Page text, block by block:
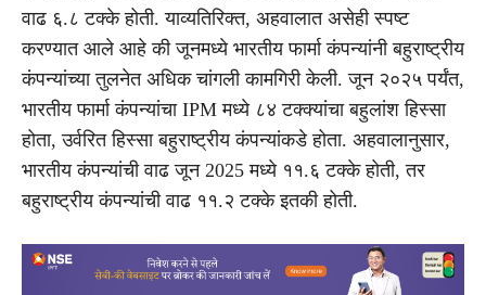
वाढ ६.८ टक्के होती. याव्यतिरिक्त, अहवालात असेही स्पष्ट
करण्यात आले आहे की जूनमध्ये भारतीय फार्मा कंपन्यांनी बहुराष्ट्रीय
कंपन्यांच्या तुलनेत अधिक चांगली कामगिरी केली. जून २०२५ पर्यंत,
भारतीय फार्मा कंपन्यांचा IPM मध्ये ८४ टक्क्यांचा बहुलांश हिस्सा
होता, उर्वरित हिस्सा बहुराष्ट्रीय कंपन्यांकडे होता. अहवालानुसार,
भारतीय कंपन्यांची वाढ जून 2025 मध्ये ११.६ टक्के होती, तर
बहुराष्ट्रीय कंपन्यांची वाढ ११.२ टक्के इतकी होती.